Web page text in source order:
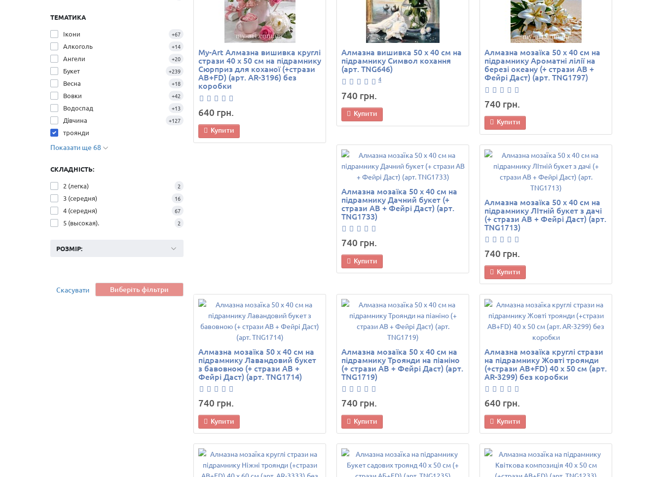
ТЕМАТИКА
Ікони
+67
Алкоголь +14
Ангели +20
Букет +239
Весна +18
Вовки +42
Водоспад +13
Дівчина +127
троянди
Показати ще 68
СКЛАДНІСТЬ:
2 (легка)
2
3 (середня) 16
4 (середня) 67
5 (высокая). 2
РОЗМІР:
Скасувати Виберіть фільтри
My-Art Алмазна вишивка круглі
стрази 40 х 50 см на підрамнику
Сюрприз для коханої (+стрази
AB+FD) (арт. AR-3196) без
коробки
640 грн.
Купити
Алмазна вишивка 50 х 40 см на
підрамнику Символ кохання
(арт. TNG646)
4
740 грн.
Купити
Алмазна мозаїка 50 х 40 см на
підрамнику Ароматні лілії на
березі океану (+ стрази AB +
Фейрі Даст) (арт. TNG1797)
740 грн.
Купити
Алмазна мозаїка 50 х 40 см на
підрамнику Дачний букет (+
стрази AB + Фейрі Даст) (арт.
TNG1733)
740 грн.
Купити
Алмазна мозаїка 50 х 40 см на
підрамнику ЛІтній букет з дачі
(+ стрази AB + Фейрі Даст) (арт.
TNG1713)
740 грн.
Купити
Алмазна мозаїка 50 х 40 см на
підрамнику Лавандовий букет
з бавовною (+ стрази AB +
Фейрі Даст) (арт. TNG1714)
740 грн.
Купити
Алмазна мозаїка 50 х 40 см на
підрамнику Троянди на піаніно
(+ стрази AB + Фейрі Даст) (арт.
TNG1719)
740 грн.
Купити
Алмазна мозаїка круглі стрази
на підрамнику Жовті троянди
(+стрази AB+FD) 40 х 50 см (арт.
AR-3299) без коробки
640 грн.
Купити